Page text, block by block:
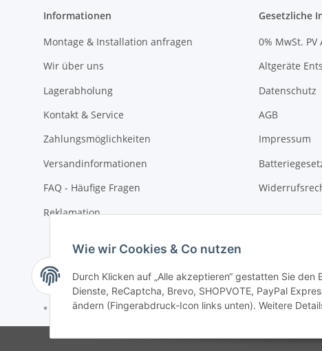
Informationen
Montage & Installation anfragen
Wir über uns
Lagerabholung
Kontakt & Service
Zahlungsmöglichkeiten
Versandinformationen
FAQ - Häufige Fragen
Reklamation
Gesetzliche
0% MwSt.
Altgeräte
Datenschutz
AGB
Impressum
* Alle Preise inkl. gesetzlicher USt., zzgl.Versand
Wie wir Cookies & Co nutzen
Durch Klicken auf „Alle akzeptieren“ gestatten Sie
Dienste, ReCaptcha, Brevo, SHOPVOTE, PayPal
ändern (Fingerabdruck-Icon links unten). Weitere